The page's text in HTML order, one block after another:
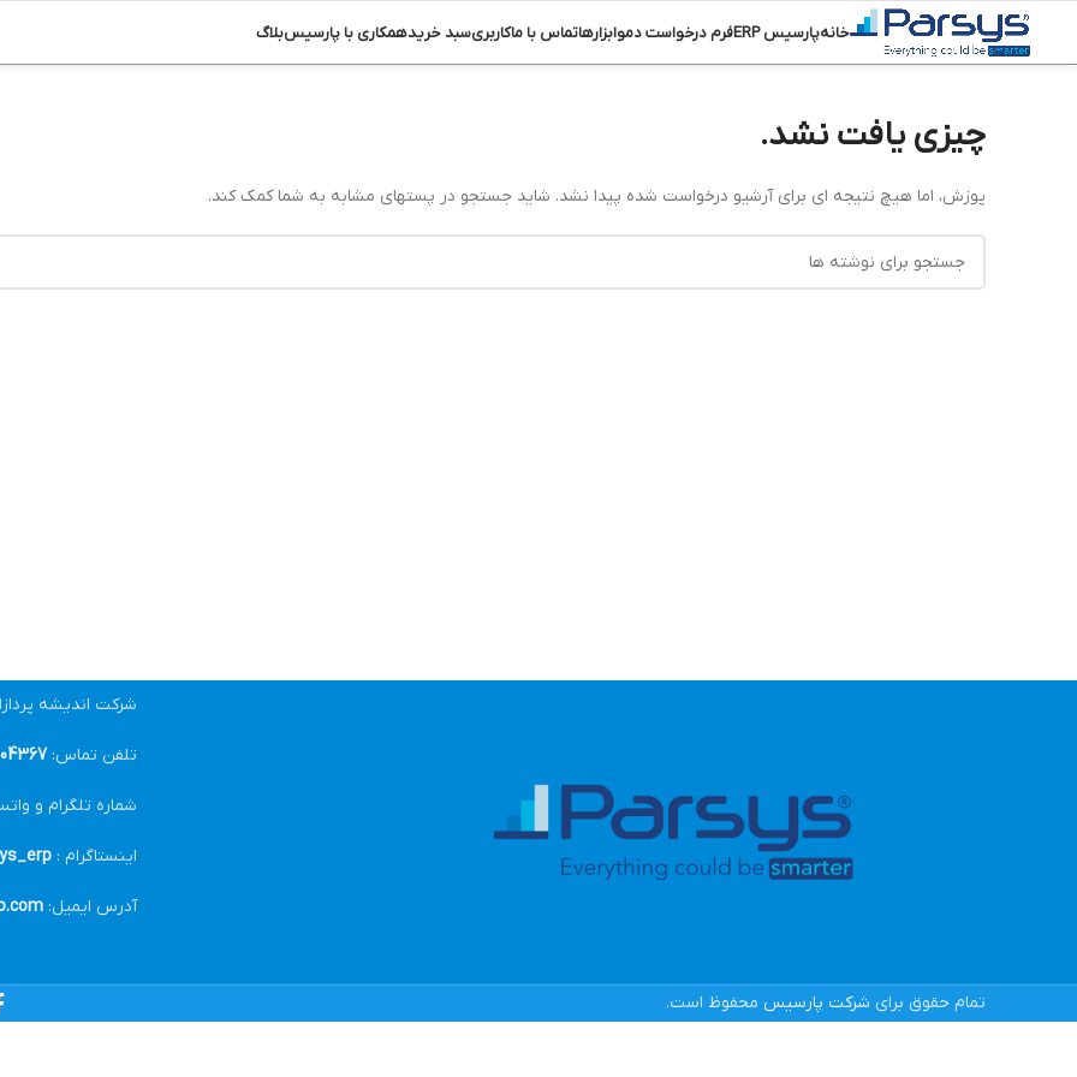
خانهپارسیس ERP فرم درخواست دموابزارهاتماس با ماکاربریسبد خریدهمکاری با پارسیسبلاگ
چیزی یافت نشد.
پوزش، اما هیچ نتیجه ای برای آرشیو درخواست شده پیدا نشد. شاید جستجو در پستهای مشابه به شما کمک کند.
شرکت اندیشه
تلفن تماس:021
شماره تلگرام و
اینستاگرام :
آدرس ایمیل:
تمام حقوق برای شرکت پارسیس محفوظ است.